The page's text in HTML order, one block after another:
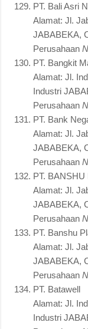
PT. Bali Asri
Alamat: Jl.
JABABEKA,
Perusahaan
PT. Bangkit
Alamat: Jl.
Industri
Perusahaan
PT. Bank
Alamat: Jl.
JABABEKA,
Perusahaan
PT.
Alamat: Jl.
JABABEKA,
Perusahaan
PT. Banshu
Alamat: Jl.
JABABEKA,
Perusahaan
PT. Batawell
Alamat: Jl.
Industri